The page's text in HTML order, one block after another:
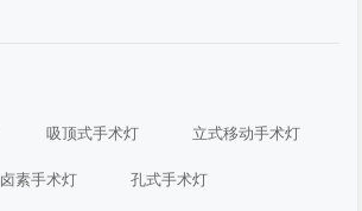
吸顶式手术灯 立式移动手术灯
卤素手术灯 孔式手术灯